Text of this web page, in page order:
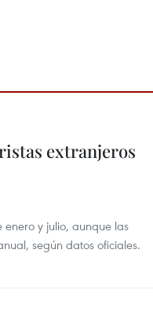
extranjeros
enero y julio, aunque las
según datos oficiales.